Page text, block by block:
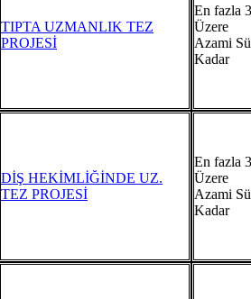
TIPTA UZMANLIK TEZ
PROJESİ
En fazla
Azami
Kadar
DİŞ HEKİMLİĞİNDE UZ.
TEZ PROJESİ
En fazla
Azami
Kadar